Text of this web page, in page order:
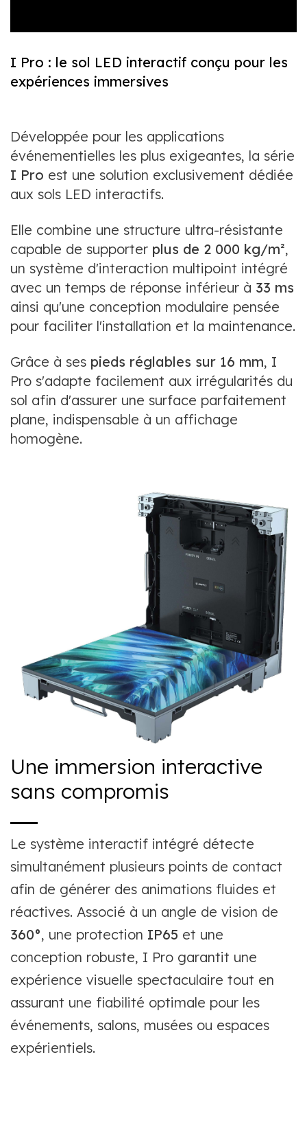
I Pro : le sol LED interactif conçu pour les
expériences immersives
Développée pour les applications
événementielles les plus exigeantes, la série
I Pro est une solution exclusivement dédiée
aux sols LED interactifs.
Elle combine une structure ultra-résistante
capable de supporter plus de 2 000 kg/m²,
un système d'interaction multipoint intégré
avec un temps de réponse inférieur à 33 ms
ainsi qu'une conception modulaire pensée
pour faciliter l'installation et la maintenance.
Grâce à ses pieds réglables sur 16 mm, I
Pro s'adapte facilement aux irrégularités du
sol afin d'assurer une surface parfaitement
plane, indispensable à un affichage
homogène.
Une immersion interactive
sans compromis
Le système interactif intégré détecte
simultanément plusieurs points de contact
afin de générer des animations fluides et
réactives. Associé à un angle de vision de
360°, une protection IP65 et une
conception robuste, I Pro garantit une
expérience visuelle spectaculaire tout en
assurant une fiabilité optimale pour les
événements, salons, musées ou espaces
expérientiels.